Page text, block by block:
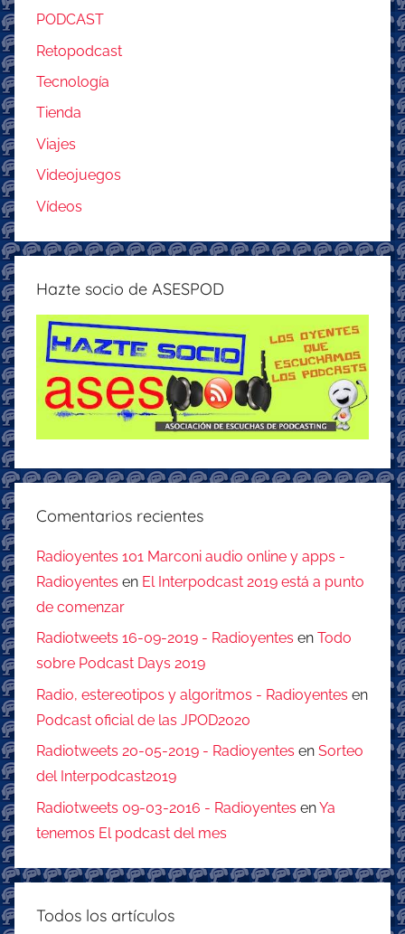
PODCAST
Retopodcast
Tecnología
Tienda
Viajes
Videojuegos
Vídeos
Hazte socio de ASESPOD
Comentarios recientes
Radioyentes 101 Marconi audio online y apps -
Radioyentes en El Interpodcast 2019 está a punto
de comenzar
Radiotweets 16-09-2019 - Radioyentes en Todo
sobre Podcast Days 2019
Radio, estereotipos y algoritmos - Radioyentes en
Podcast oficial de las JPOD2020
Radiotweets 20-05-2019 - Radioyentes en Sorteo
del Interpodcast2019
Radiotweets 09-03-2016 - Radioyentes enYa
tenemos El podcast del mes
Todos los artículos